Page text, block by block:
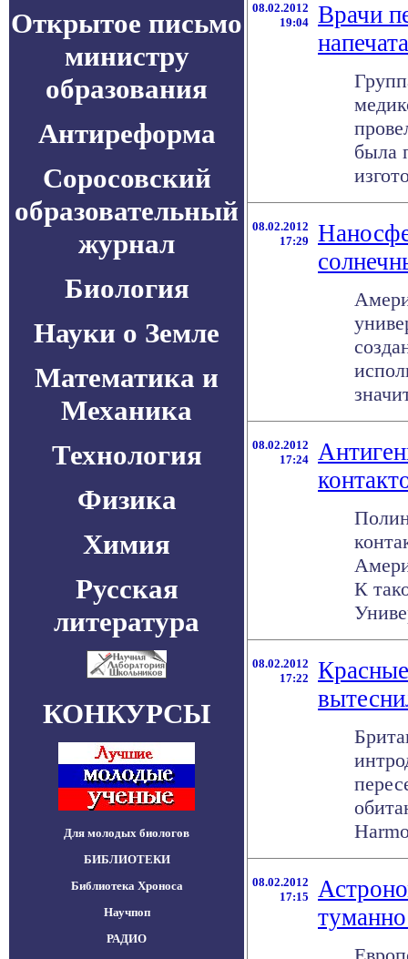
Открытое письмо
министру
образования
Антиреформа
Соросовский
образовательный
журнал
Биология
Науки о Земле
Математика и
Механика
Технология
Физика
Химия
Русская
литература
КОНКУРСЫ
Для молодых биологов
БИБЛИОТЕКИ
Библиотека Хроноса
Научпоп
РАДИО
08.02.2012
19:04
Врачи
была
08.02.2012
17:29
08.02.2012
17:24
К
08.02.2012
17:22
08.02.2012
17:15